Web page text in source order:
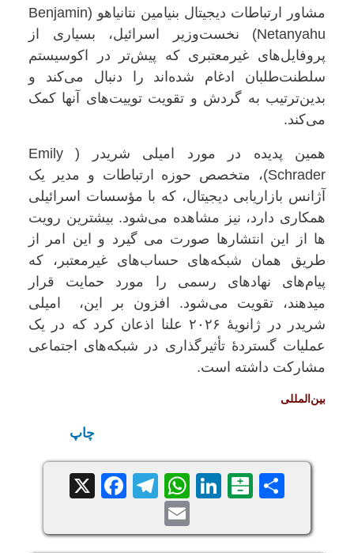
مشاور ارتباطات دیجیتال بنیامین نتانیاهو (Benjamin
Netanyahu) نخست‌وزیر اسرائیل، بسیاری از
پروفایل‌های غیرمعتبری که پیش‌تر در اکوسیستم
سلطنت‌طلبان ادغام شده‌اند را دنبال می‌کند و
بدین‌ترتیب به گردش و تقویت توییت‌های آنها کمک
می‌کند.
همین پدیده در مورد امیلی شریدر ( Emily
Schrader)، متخصص حوزه ارتباطات و مدیر یک
آژانس بازاریابی دیجیتال، که با مؤسسات اسرائیلی
همکاری دارد، نیز مشاهده می‌شود. بیشترین رویت
ها از این انتشارها صورت می گیرد و این امر از
طریق همان شبکه‌های حساب‌های غیرمعتبر، که
پیام‌های نهادهای رسمی را مورد حمایت قرار
میدهند، تقویت می‌شود. افزون بر این، امیلی
شریدر در ژانویهٔ ۲۰۲۶ علنا اذعان کرد که در یک
عملیات گستردهٔ تأثیرگذاری در شبکه‌های اجتماعی
مشارکت داشته است.
بین‌المللی
چاپ
Share
Balatarin
LinkedIn
WhatsApp
Telegram
Facebook
X
Email